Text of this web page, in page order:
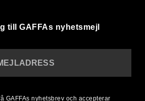
till GAFFAs nyhetsmejl
GAFFAs nyhetsbrev och accepterar